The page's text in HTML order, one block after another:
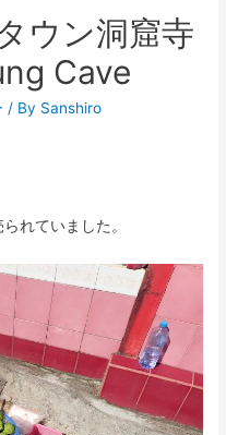
ウン洞窟寺
Cave
/ By Sanshiro
れていました。